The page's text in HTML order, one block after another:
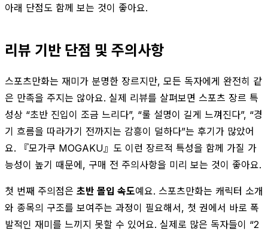
아래 단점도 함께 보는 것이 좋아요.
리뷰 기반 단점 및 주의사항
스포츠만화는 재미가 분명한 장르지만, 모든 독자에게 완전히 같
은 만족을 주지는 않아요. 실제 리뷰를 살펴보면 스포츠 장르 특
성상 “초반 진입이 조금 느리다”, “룰 설명이 길게 느껴진다”, “경
기 흐름을 따라가기 전까지는 감흥이 덜하다”는 후기가 많았어
요. 『모가쿠 MOGAKU』도 이런 장르적 특성을 함께 가질 가
능성이 높기 때문에, 구매 전 주의사항을 미리 보는 것이 좋아요.
첫 번째 주의점은 초반 몰입 속도예요. 스포츠만화는 캐릭터 소개
와 종목의 구조를 보여주는 과정이 필요해서, 첫 권에서 바로 폭
발적인 재미를 느끼지 못할 수 있어요. 실제로 많은 독자들이 “2